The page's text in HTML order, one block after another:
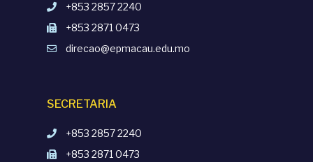
+853 2857 2240
+853 2871 0473
direcao@epmacau.edu.mo
SECRETARIA
+853 2857 2240
+853 2871 0473